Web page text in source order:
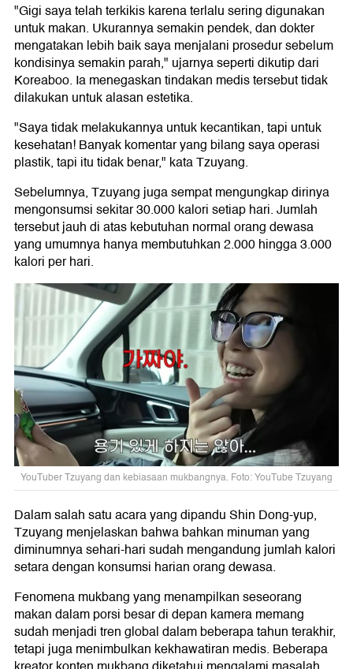
"Gigi saya telah terkikis karena terlalu sering digunakan
untuk makan. Ukurannya semakin pendek, dan dokter
mengatakan lebih baik saya menjalani prosedur sebelum
kondisinya semakin parah," ujarnya seperti dikutip dari
Koreaboo. Ia menegaskan tindakan medis tersebut tidak
dilakukan untuk alasan estetika.
"Saya tidak melakukannya untuk kecantikan, tapi untuk
kesehatan! Banyak komentar yang bilang saya operasi
plastik, tapi itu tidak benar," kata Tzuyang.
Sebelumnya, Tzuyang juga sempat mengungkap dirinya
mengonsumsi sekitar 30.000 kalori setiap hari. Jumlah
tersebut jauh di atas kebutuhan normal orang dewasa
yang umumnya hanya membutuhkan 2.000 hingga 3.000
kalori per hari.
YouTuber Tzuyang dan kebiasaan mukbangnya. Foto: YouTube Tzuyang
Dalam salah satu acara yang dipandu Shin Dong-yup,
Tzuyang menjelaskan bahwa bahkan minuman yang
diminumnya sehari-hari sudah mengandung jumlah kalori
setara dengan konsumsi harian orang dewasa.
Fenomena mukbang yang menampilkan seseorang
makan dalam porsi besar di depan kamera memang
sudah menjadi tren global dalam beberapa tahun terakhir,
tetapi juga menimbulkan kekhawatiran medis. Beberapa